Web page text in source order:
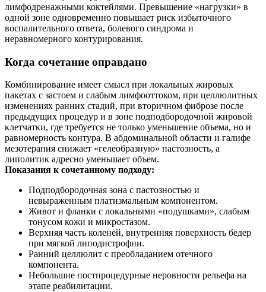
лимфодренажными коктейлями. Превышение «нагрузки» в
одной зоне одновременно повышает риск избыточного
воспалительного ответа, болевого синдрома и
неравномерного контурирования.
Когда сочетание оправдано
Комбинирование имеет смысл при локальных жировых
пакетах с застоем и слабым лимфооттоком, при целлюлитных
изменениях ранних стадий, при вторичном фиброзе после
предыдущих процедур и в зоне подподбородочной жировой
клетчатки, где требуется не только уменьшение объема, но и
равномерность контура. В абдоминальной области и галифе
мезотерапия снижает «гелеобразную» пастозность, а
липолитик адресно уменьшает объем.
Показания к сочетанному подходу:
Подподбородочная зона с пастозностью и
невыраженным платизмальным компонентом.
Живот и фланки с локальными «подушками», слабым
тонусом кожи и микростазом.
Верхняя часть коленей, внутренняя поверхность бедер
при мягкой липодистрофии.
Ранний целлюлит с преобладанием отечного
компонента.
Небольшие постпроцедурные неровности рельефа на
этапе реабилитации.